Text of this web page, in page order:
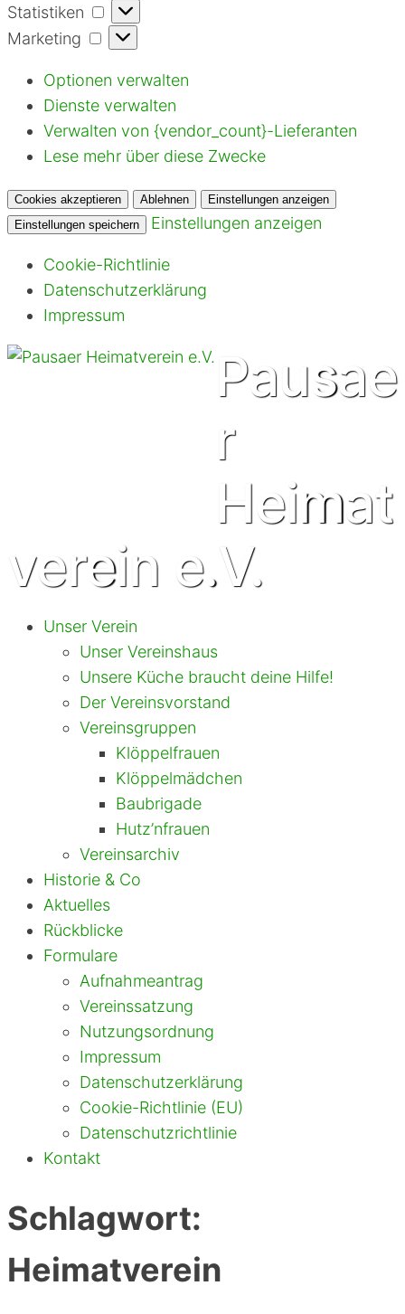
Statistiken
Statistiken
Marketing
Marketing
Optionen verwalten
Dienste verwalten
Verwalten von {vendor_count}-Lieferanten
Lese mehr über diese Zwecke
Cookies akzeptieren Ablehnen
Einstellungen anzeigen
Einstellungen speichern
Einstellungen anzeigen
Cookie-Richtlinie
Datenschutzerklärung
Impressum
Pausae
r
Heimat
verein e.V.
Unser Verein
Unser Vereinshaus
Unsere Küche braucht deine Hilfe!
Der Vereinsvorstand
Vereinsgruppen
Klöppelfrauen
Klöppelmädchen
Baubrigade
Hutz’nfrauen
Vereinsarchiv
Historie & Co
Aktuelles
Rückblicke
Formulare
Aufnahmeantrag
Vereinssatzung
Nutzungsordnung
Impressum
Datenschutzerklärung
Cookie-Richtlinie (EU)
Datenschutzrichtlinie
Kontakt
Schlagwort:
Heimatverein